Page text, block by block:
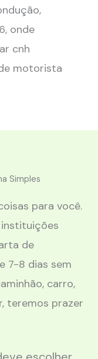
onde
cnh
motorista
Simples
para você.
de
7-8 dias sem
carro,
teremos prazer